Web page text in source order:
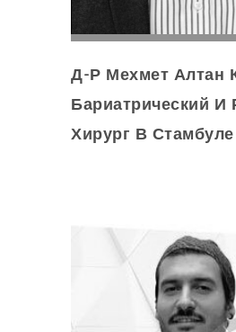
Д-Р Мехмет Алтан
Бариатрический
Хирург В Стамбуле